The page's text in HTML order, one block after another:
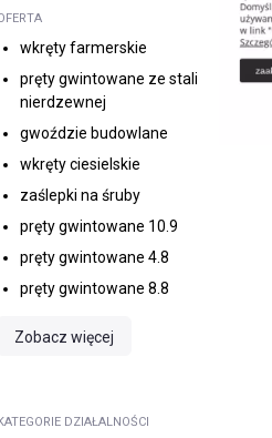
wkręty farmerskie
pręty gwintowane ze stali
nierdzewnej
gwoździe budowlane
wkręty ciesielskie
zaślepki na śruby
pręty gwintowane 10.9
pręty gwintowane 4.8
pręty gwintowane 8.8
Zobacz więcej
DZIAŁALNOŚCI